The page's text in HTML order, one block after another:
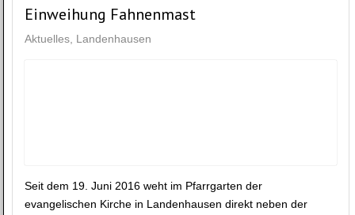
Einweihung Fahnenmast
Aktuelles Landenhausen
Seit dem 19. Juni 2016 weht im Pfarrgarten der
evangelischen Kirche in Landenhausen direkt neben der